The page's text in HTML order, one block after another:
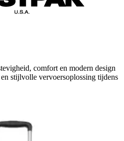
comfort en modern design
stijlvolle vervoersoplossing tijdens